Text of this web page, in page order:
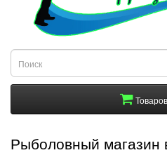
Рыболовный магазин